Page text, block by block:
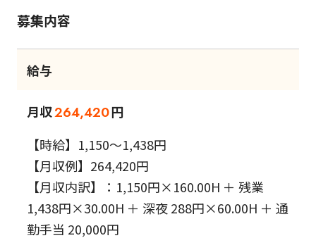
募集内容
給与
月収264,420円
【時給】1,150～1,438円
【月収例】264,420円
【月収内訳】：1,150円×160.00H ＋ 残業
1,438円×30.00H ＋ 深夜 288円×60.00H ＋ 通
勤手当 20,000円